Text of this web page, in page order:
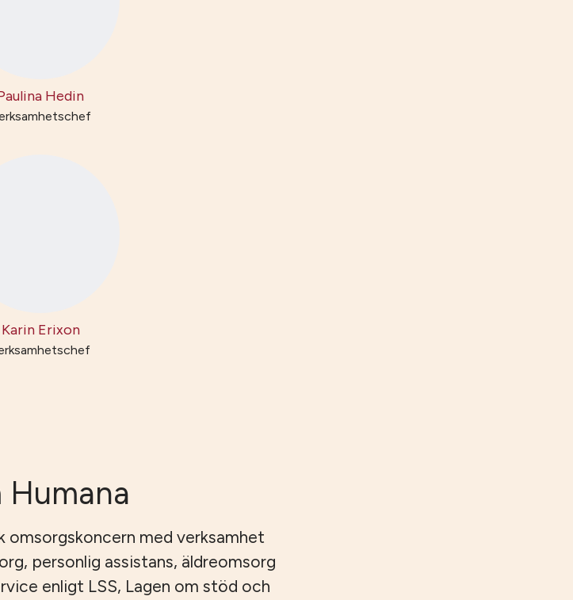
Hedin
Karin Erixon
Humana
omsorgskoncern med verksamhet
personlig assistans, äldreomsorg
enligt LSS, Lagen om stöd och